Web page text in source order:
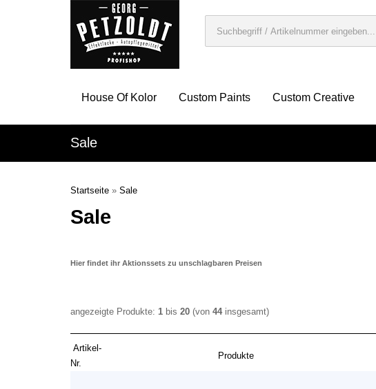
House Of Kolor Custom Paints Custom Creative
Sale
Startseite » Sale
Sale
Hier findet ihr Aktionssets zu unschlagbaren Preisen
angezeigte Produkte: 1 bis 20 (von 44insgesamt)
Artikel-
Nr.
Produkte